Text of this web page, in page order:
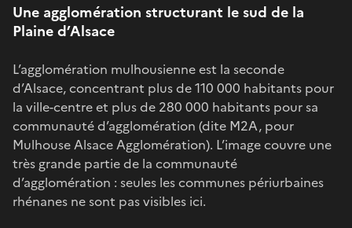
Une agglomération structurant le sud de la
Plaine d’Alsace
L’agglomération mulhousienne est la seconde
d’Alsace, concentrant plus de 110 000 habitants pour
la ville-centre et plus de 280 000 habitants pour sa
communauté d’agglomération (dite M2A, pour
Mulhouse Alsace Agglomération). L’image couvre une
très grande partie de la communauté
d’agglomération : seules les communes périurbaines
rhénanes ne sont pas visibles ici.